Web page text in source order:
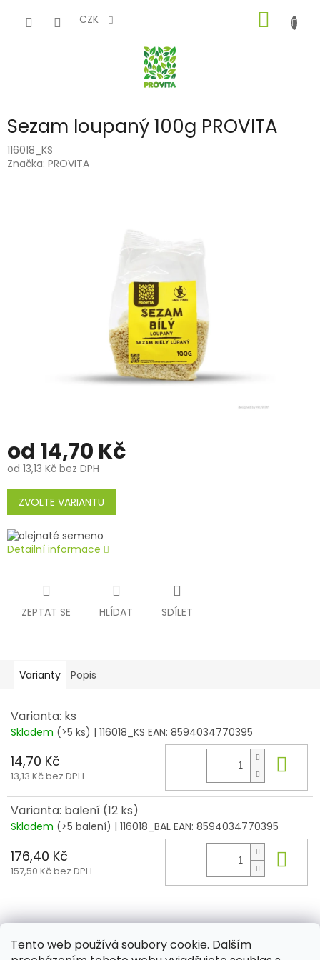
Tento web používá soubory cookie. Dalším
CZK
KOŠÍK
Sezam loupaný 100g PROVITA
116018_KS
Značka: PROVITA
od 14,70 Kč
od 13,13 Kč bez DPH
Měrná
cena:
ZVOLTE VARIANTU
Detailní informace
ZEPTAT SE HLÍDAT SDÍLET
Varianty Popis
Varianta: ks
Skladem (>5 ks) | 116018_KS EAN: 8594034770395
14,70 Kč
13,13 Kč bez DPH
Varianta: balení (12 ks)
Skladem (>5 balení) | 116018_BAL EAN: 8594034770395
176,40 Kč
157,50 Kč bez DPH
Z
Aktuality Kamenné prodejny Kosmetika Provita